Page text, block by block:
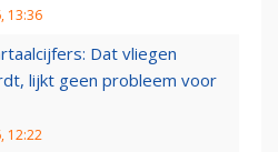
13:36
Dat vliegen
lijkt geen probleem voor
12:22